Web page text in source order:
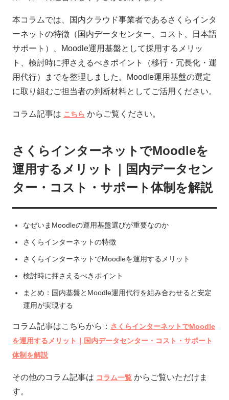
本コラムでは、国内クラウド事業者であるさくらインタ
ーネットの特徴（国内データセンター、コスト、日本語
サポート）、Moodle運用基盤として採用するメリッ
ト、検討時に押さえるべきポイント（移行・冗長化・運
用代行）までを整理しました。Moodle運用基盤の選定
に取り組むご担当者の判断材料としてご活用ください。
コラム記事は こちら からご覧ください。
さくらインターネットでMoodleを
運用するメリット｜国内データセン
ター・コスト・サポート体制を解説
なぜいまMoodleの運用基盤選びが重要なのか
さくらインターネットの特徴
さくらインターネットでMoodleを運用するメリット
検討時に押さえるべきポイント
まとめ：国内基盤とMoodle運用代行を組み合わせると安定
運用が実現する
コラム記事はこちらから： さくらインターネットでMoodle
を運用するメリット｜国内データセンター・コスト・サポート
体制を解説
その他のコラム記事は コラム一覧 からご覧いただけま
す。